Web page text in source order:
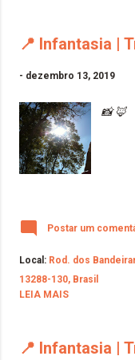
📍 Infantasia |
- dezembro 13, 2019
📸 🦊
Postar um
Local: Rod. dos
13288-130, Brasil
LEIA MAIS
📍 Infantasia |